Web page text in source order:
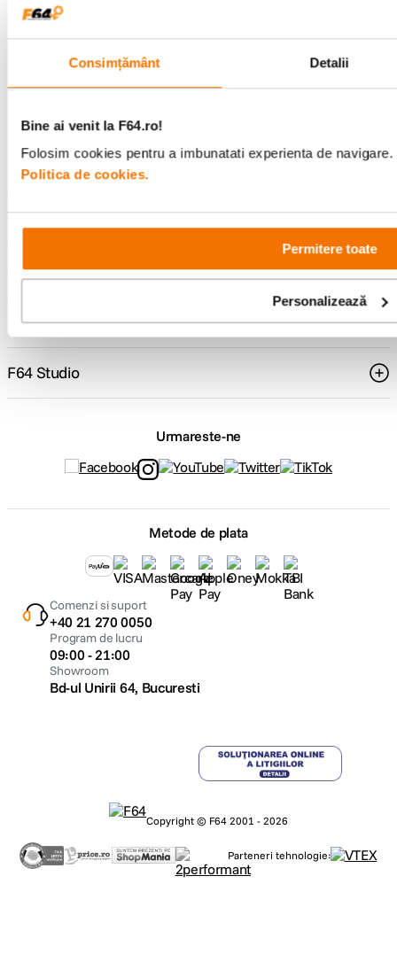
Consimțământ Detalii
Bine ai venit la F64.ro!
Folosim cookies pentru a imbunatati experienta de
Politica de cookies.
Permitere toate
Personalizează
pentru tine.
Consultanta
Suport
Service si garantii
F64 Studio
Urmareste-ne
Metode de plata
Comenzi si suport
+40 21 270 0050
Program de lucru
09:00 - 21:00
Showroom
Bd-ul Unirii 64, Bucuresti
Copyright © F64 2001 - 2026
Parteneri tehnologie: